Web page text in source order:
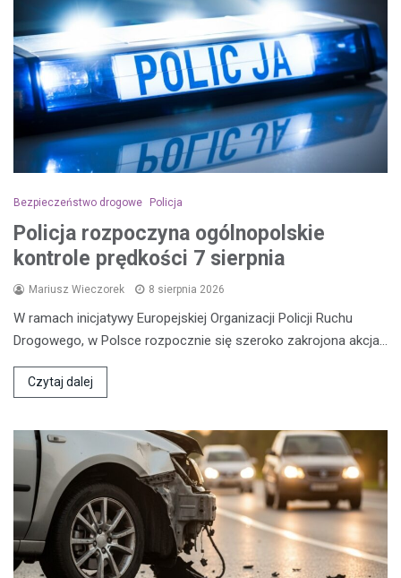
Bezpieczeństwo drogowe Policja
Policja rozpoczyna ogólnopolskie
kontrole prędkości 7 sierpnia
Mariusz Wieczorek 8 sierpnia 2026
W ramach inicjatywy Europejskiej Organizacji Policji Ruchu
Drogowego, w Polsce rozpocznie się szeroko zakrojona akcja…
Czytaj dalej